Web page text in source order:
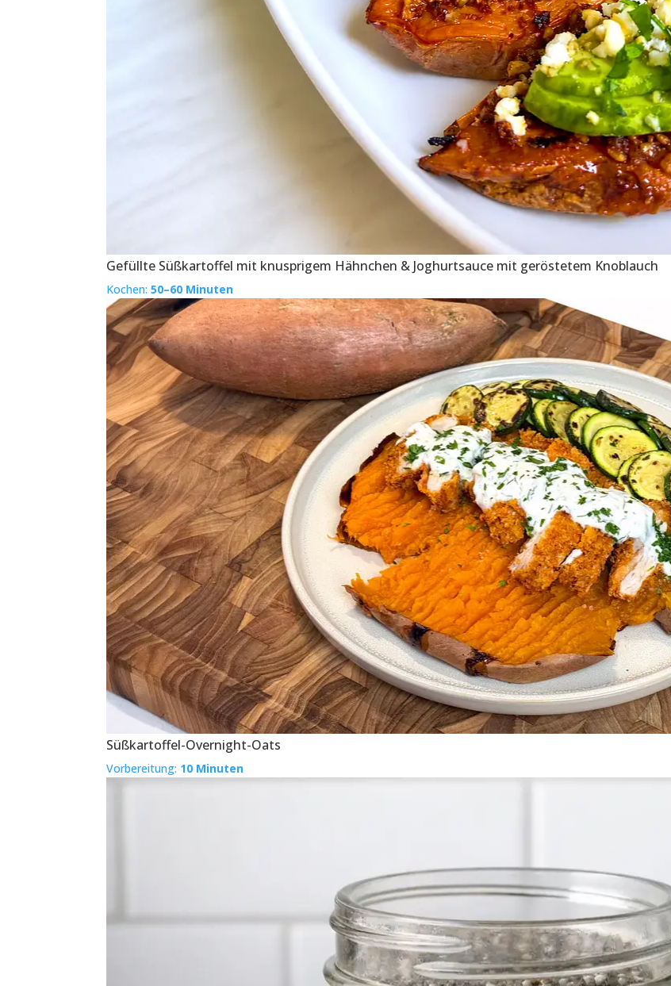
Gefüllte Süßkartoffel mit knusprigem Hähnchen & Joghurtsauce mit geröstetem Knoblauch
Kochen:50–60 Minuten
Süßkartoffel-Overnight-Oats
Vorbereitung: 10 Minuten